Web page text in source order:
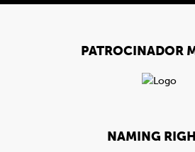
PATROCINADOR
NAMING